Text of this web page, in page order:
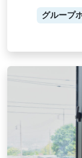
グループ